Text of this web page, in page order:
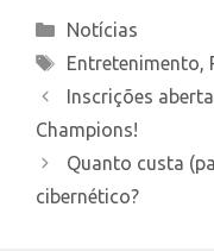
Categories
Notícias
Tags
Entretenimento
Inscrições
Champions!
Quanto custa
cibernético?